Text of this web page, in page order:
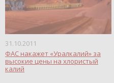
31.10.2011
ФАС накажет «Уралкалий» за
высокие цены на хлористый
калий